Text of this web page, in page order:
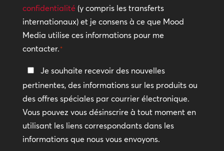
confidentialité
*
confidentialité (y compris les transferts
internationaux) et je consens à ce que Mood
Media utilise ces informations pour me
contacter.*
Restez
en
contact
Je souhaite recevoir des nouvelles
pertinentes, des informations sur les produits ou
des offres spéciales par courrier électronique.
Vous pouvez vous désinscrire à tout moment en
utilisant les liens correspondants dans les
informations que nous vous envoyons.